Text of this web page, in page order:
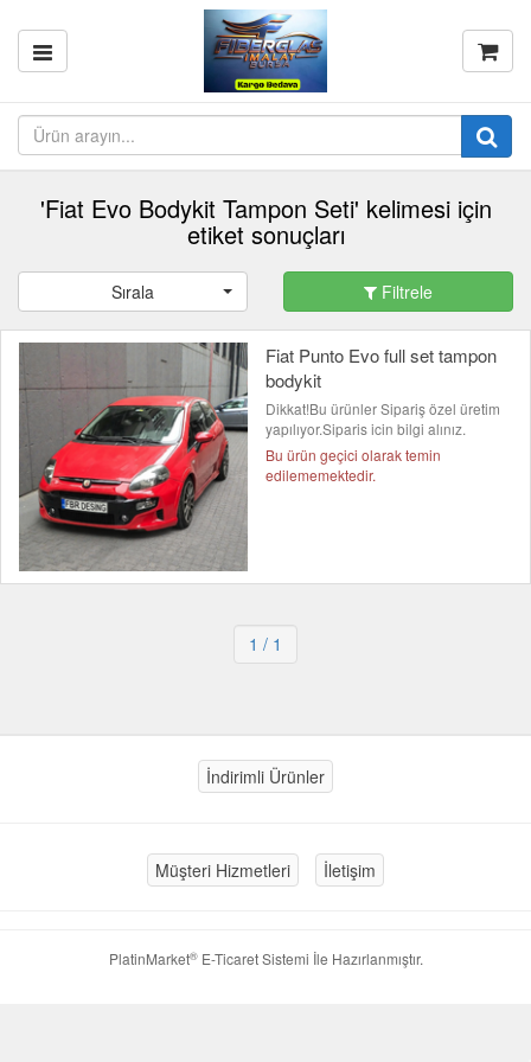
'Fiat Evo Bodykit Tampon Seti' kelimesi için
etiket sonuçları
Sırala Filtrele
Fiat Punto Evo full set tampon
bodykit
Dikkat!Bu ürünler Sipariş özel üretim
yapılıyor.Siparis icin bilgi alınız.
Bu ürün geçici olarak temin
edilememektedir.
1 / 1
İndirimli Ürünler
Müşteri Hizmetleri İletişim
PlatinMarket®E-Ticaret Sistemi İle Hazırlanmıştır.